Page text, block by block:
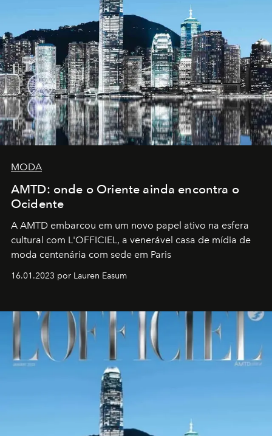
MODA
AMTD: onde o Oriente ainda encontra o
Ocidente
A AMTD embarcou em um novo papel ativo na esfera
cultural com L'OFFICIEL, a venerável casa de mídia de
moda centenária com sede em Paris
16.01.2023 por Lauren Easum